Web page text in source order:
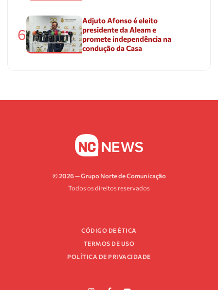
6
Adjuto Afonso é eleito
presidente da Aleam e
promete independência na
condução da Casa
© 2026 — Grupo Norte de Comunicação
Todos os direitos reservados
CÓDIGO DE ÉTICA
TERMOS DE USO
POLÍTICA DE PRIVACIDADE